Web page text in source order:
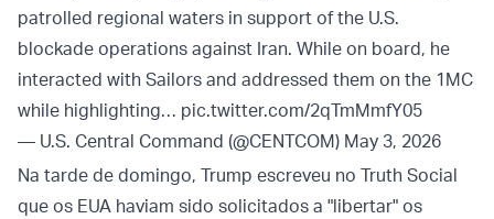
patrolled regional waters in support of the U.S.
blockade operations against Iran. While on board, he
interacted with Sailors and addressed them on the 1MC
while highlighting… pic.twitter.com/2qTmMmfY05
— U.S. Central Command (@CENTCOM) May 3, 2026
Na tarde de domingo, Trump escreveu no Truth Social
que os EUA haviam sido solicitados a "libertar" os